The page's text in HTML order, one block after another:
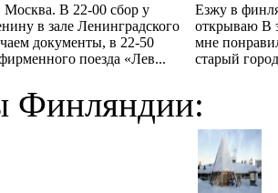
В 22-00 сбор у
в зале Ленинградского
документы, в 22-50
поезда «Лев...
Езжу в
открываю В
мне
старый
Финляндии: